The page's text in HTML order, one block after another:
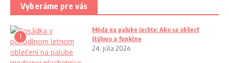
Vyberáme pre vás
1
Móda na palube jachty: Ako sa obliecť
štýlovo a funkčne
24. júla 2026